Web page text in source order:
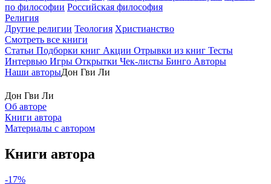
по философии Российская философия
Религия
Другие религии Теология Христианство
Смотреть все книги
Статьи Подборки книг Акции Отрывки из книг Тесты
Интервью Игры Открытки Чек-листы Бинго Авторы
Наши авторыДон Гви Ли
Дон Гви Ли
Об авторе
Книги автора
Материалы с автором
Книги автора
-17%